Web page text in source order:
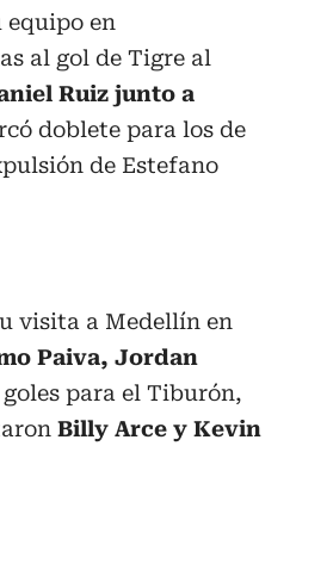
en
al gol de Tigre al
Ruiz junto a
doblete para los de
de Estefano
visita a Medellín en
Paiva, Jordan
para el Tiburón,
Billy Arce y Kevin